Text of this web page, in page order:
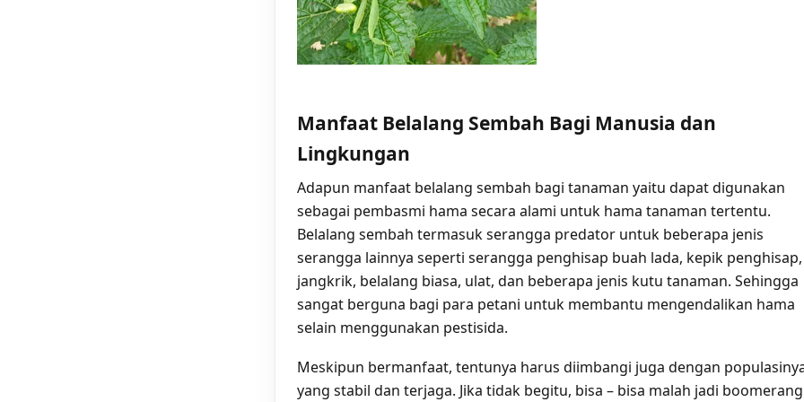
Manfaat Belalang Sembah Bagi Manusia dan
Lingkungan
Adapun manfaat belalang sembah bagi tanaman yaitu dapat digunakan
sebagai pembasmi hama secara alami untuk hama tanaman tertentu.
Belalang sembah termasuk serangga predator untuk beberapa jenis
serangga lainnya seperti serangga penghisap buah lada, kepik penghisap,
jangkrik, belalang biasa, ulat, dan beberapa jenis kutu tanaman. Sehingga
sangat berguna bagi para petani untuk membantu mengendalikan hama
selain menggunakan pestisida.
Meskipun bermanfaat, tentunya harus diimbangi juga dengan
yang stabil dan terjaga. Jika tidak begitu, bisa – bisa malah jadi boomerang